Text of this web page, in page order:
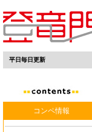
平日毎日更新
コンペ情報